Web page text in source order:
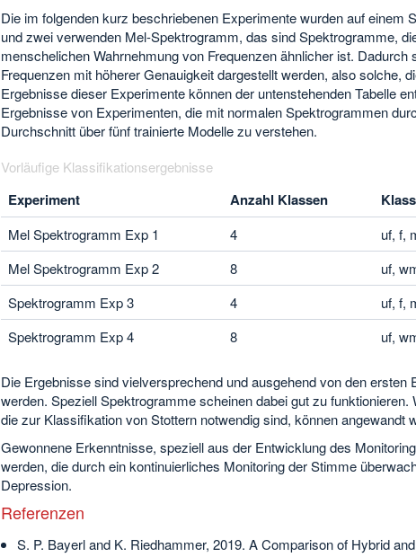
Die im folgenden kurz beschriebenen Experimente wurden auf einem
und zwei verwenden Mel-Spektrogramm, das sind Spektrogramme,
menschelichen Wahrnehmung von Frequenzen ähnlicher ist.
Frequenzen mit höherer Genauigkeit dargestellt werden, also solche,
Ergebnisse dieser Experimente können der untenstehenden Tabelle
Ergebnisse von Experimenten, die mit normalen Spektrogrammen
Durchschnitt über fünf trainierte Modelle zu verstehen.
Vorläufige Klassifikationsergebnisse
Experiment Anzahl Klassen
Mel Spektrogramm Exp 1 4 uf, f,
Mel Spektrogramm Exp 2
8 uf,
Spektrogramm Exp 3
4 uf, f,
Spektrogramm Exp 4
8 uf,
Die Ergebnisse sind vielversprechend und ausgehend von den
werden. Speziell Spektrogramme scheinen dabei gut zu
die zur Klassifikation von Stottern notwendig sind, können
Gewonnene Erkenntnisse, speziell aus der Entwicklung des
werden, die durch ein kontinuierliches Monitoring der Stimme
Depression.
Referenzen
S. P. Bayerl and K. Riedhammer, 2019. A Comparison of Hybrid